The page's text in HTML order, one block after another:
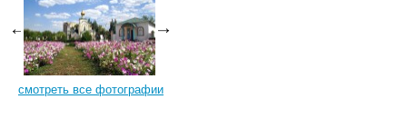
смотреть все фотографии